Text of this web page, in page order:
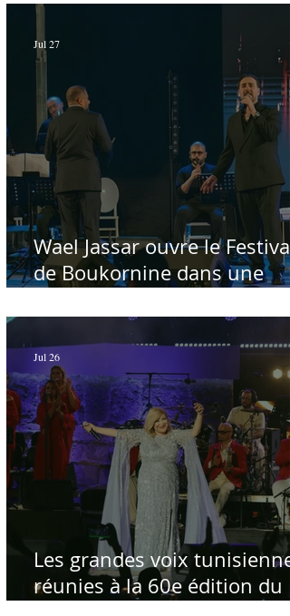
Wael Jassar ouvre le Festival
de Boukornine dans une
à guichets fermés - Par
Manaï
Jul 27
Les grandes voix
réunies à la 60e édition du
Jul 26